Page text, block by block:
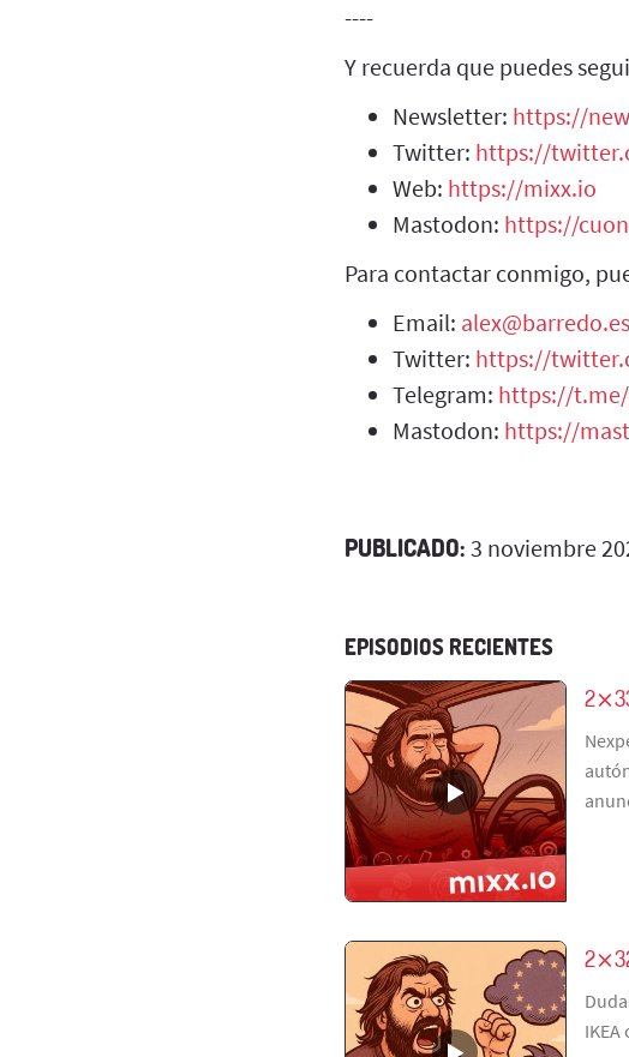
----
Y recuerda que puedes
Newsletter: https://
Twitter: https://
Web: https://mixx.io
Mastodon: https://
Para contactar conmigo,
Email: alex@barredo.es
Twitter: https://
Telegram: https://
Mastodon: https://
PUBLICADO: 3 noviembre
EPISODIOS RECIENTES